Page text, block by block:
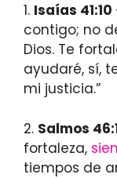
1. Isaías 41:10
contigo; no
Dios. Te
ayudaré, sí,
mi justicia.”
2. Salmos
fortaleza,
tiempos de